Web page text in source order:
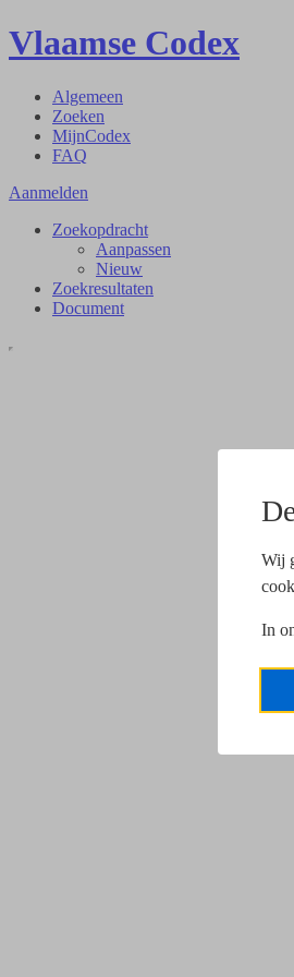
Wij
In
Vlaamse Codex
Algemeen
Zoeken
MijnCodex
FAQ
Aanmelden
Zoekopdracht
Aanpassen
Nieuw
Zoekresultaten
Document